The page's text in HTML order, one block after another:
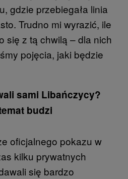
gdzie przebiegała linia
Trudno mi wyrazić, ile
się z tą chwilą – dla nich
pojęcia, jaki będzie
sami Libańczycy?
budzi
oficjalnego pokazu w
kilku prywatnych
się bardzo